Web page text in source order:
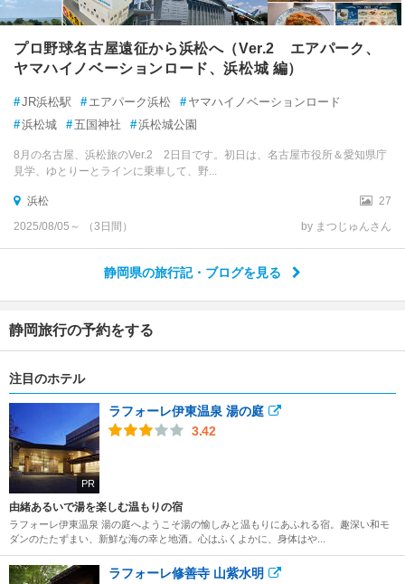
プロ野球名古屋遠征から浜松へ（Ver.2 エアパーク、
ヤマハイノベーションロード、浜松城 編）
#JR浜松駅 # エアパーク浜松 # ヤマハイノベーションロード
#浜松城 #五国神社 #浜松城公園
8月の名古屋、浜松旅のVer.2 2日目です。初日は、名古屋市役所＆愛知県庁
見学、ゆとりーとラインに乗車して、野...
浜松
27
2025/08/05～ （3日間）
by まつじゅんさん
静岡県の旅行記・ブログを見る
静岡旅行の予約をする
注目のホテル
PR
ラフォーレ伊東温泉 湯の庭
3.42
由緒あるいで湯を楽しむ温もりの宿
ラフォーレ伊東温泉 湯の庭へようこそ湯の愉しみと温もりにあふれる宿。趣深い和モ
ダンのたたずまい、新鮮な海の幸と地酒。心はふくよかに、身体はや...
ラフォーレ修善寺 山紫水明